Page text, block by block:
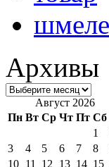
Архивы
Август 2026
Пн Вт Ср Чт Пт Сб
1
3
4 5 6 7 8
10 11 12 13 14 15